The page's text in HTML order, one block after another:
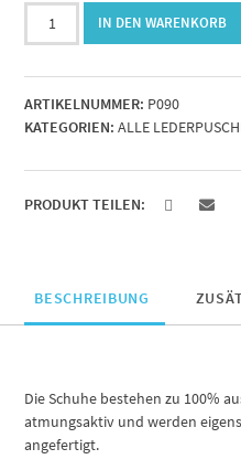
Lederpuschen
Schiff
IN DEN WARENKORB
ARTIKELNUMMER: P090
KATEGORIEN: ALLE
PRODUKT TEILEN:
BESCHREIBUNG
Die Schuhe bestehen zu 100%
atmungsaktiv und werden
angefertigt.